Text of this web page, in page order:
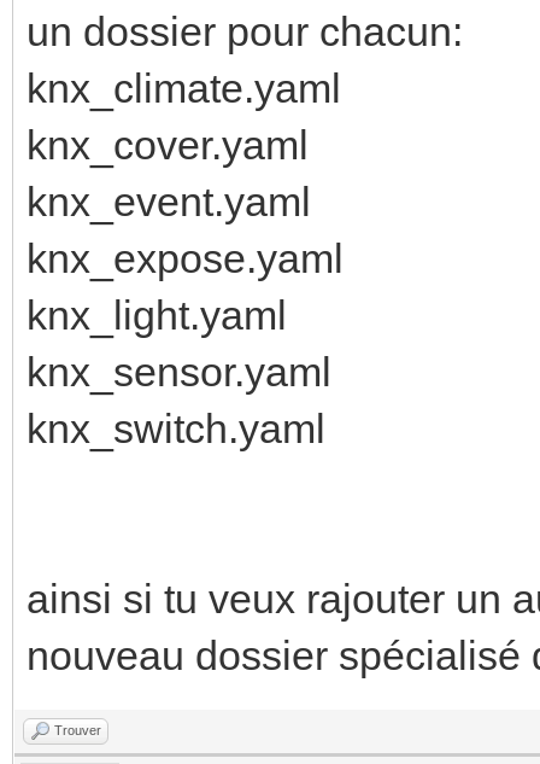
un dossier pour chacun:
knx_climate.yaml
knx_cover.yaml
knx_event.yaml
knx_expose.yaml
knx_light.yaml
knx_sensor.yaml
knx_switch.yaml
ainsi si tu veux rajouter un
nouveau dossier spécialisé
Trouver